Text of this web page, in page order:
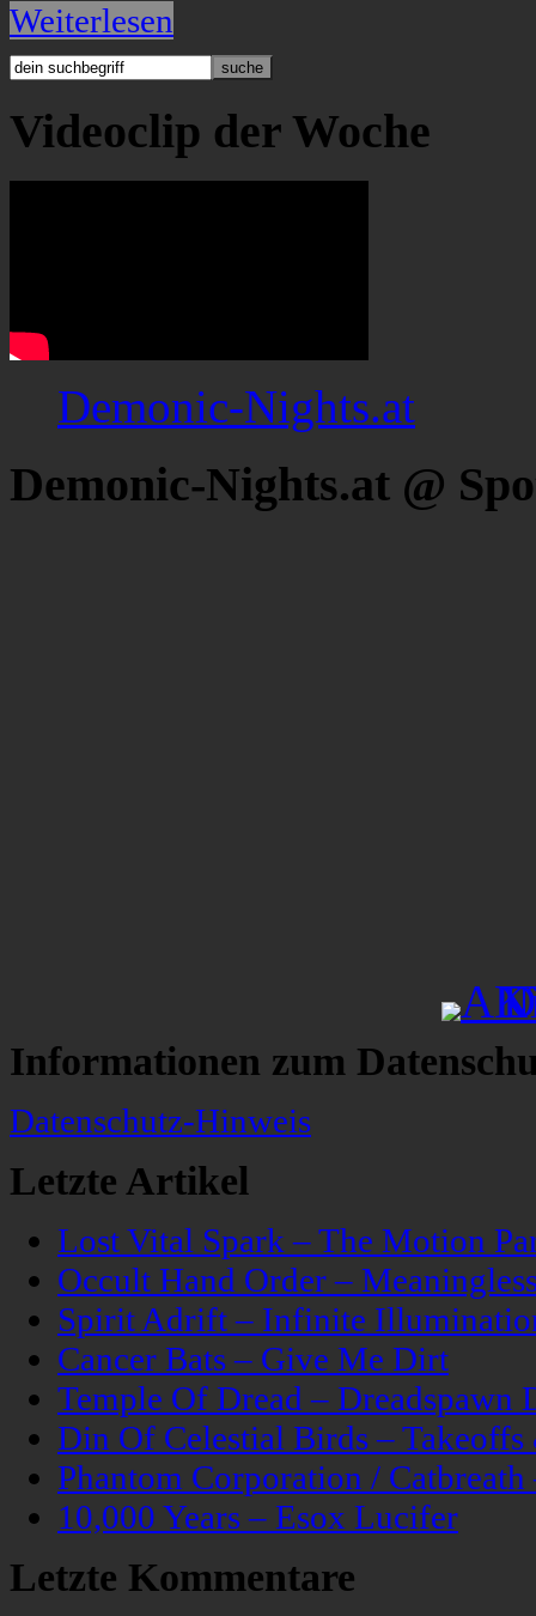
Weiterlesen
Videoclip der Woche
Demonic-Nights.at
Demonic-Nights.at @
Informationen zum
Datenschutz-Hinweis
Letzte Artikel
Lost Vital Spark – The Motion
Occult Hand Order –
Spirit Adrift – Infinite
Cancer Bats – Give Me Dirt
Temple Of Dread – Dreadspawn
Din Of Celestial Birds –
Phantom Corporation /
10,000 Years – Esox Lucifer
Letzte Kommentare